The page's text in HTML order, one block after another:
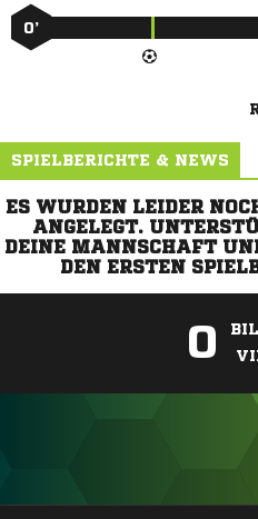
0’
SPIELBERICHTE & NEWS
ES WURDEN LEIDER
ANGELEGT.
DEINE MANNSCHAFT
DEN ERSTEN
0